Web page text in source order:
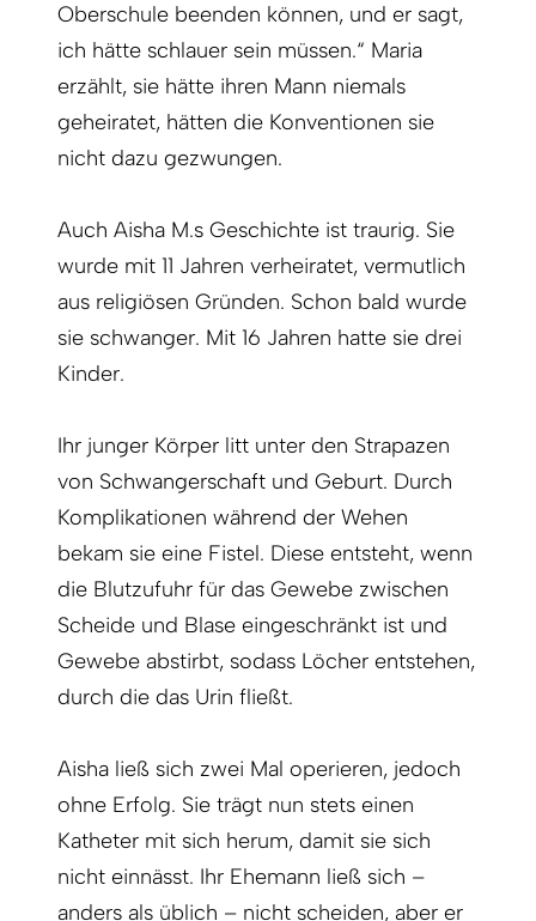
Oberschule beenden können, und er sagt,
ich hätte schlauer sein müssen.“ Maria
erzählt, sie hätte ihren Mann niemals
geheiratet, hätten die Konventionen sie
nicht dazu gezwungen.
Auch Aisha M.s Geschichte ist traurig. Sie
wurde mit 11 Jahren verheiratet, vermutlich
aus religiösen Gründen. Schon bald wurde
sie schwanger. Mit 16 Jahren hatte sie drei
Kinder.
Ihr junger Körper litt unter den Strapazen
von Schwangerschaft und Geburt. Durch
Komplikationen während der Wehen
bekam sie eine Fis­tel. Diese entsteht, wenn
die Blutzufuhr für das Gewebe zwischen
Scheide und Blase eingeschränkt ist und
Gewebe abstirbt, sodass Löcher entstehen,
durch die das Urin fließt.
Aisha ließ sich zwei Mal operieren, jedoch
ohne Erfolg. Sie trägt nun stets einen
Katheter mit sich herum, damit sie sich
nicht einnässt. Ihr Ehemann ließ sich –
anders als üblich – nicht scheiden, aber er